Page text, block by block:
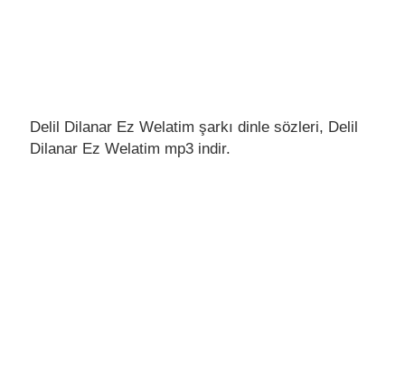
Delil Dilanar Ez Welatim şarkı dinle sözleri, Delil
Dilanar Ez Welatim mp3 indir.